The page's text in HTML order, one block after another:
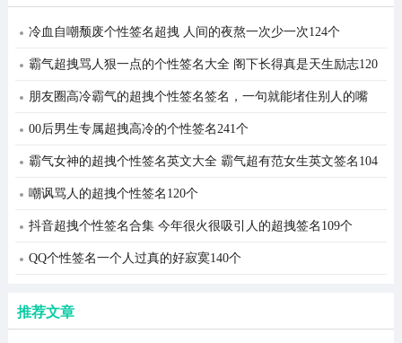
冷血自嘲颓废个性签名超拽 人间的夜熬一次少一次124个
霸气超拽骂人狠一点的个性签名大全 阁下长得真是天生励志120
个
朋友圈高冷霸气的超拽个性签名签名，一句就能堵住别人的嘴
102个
00后男生专属超拽高冷的个性签名241个
霸气女神的超拽个性签名英文大全 霸气超有范女生英文签名104
个
嘲讽骂人的超拽个性签名120个
抖音超拽个性签名合集 今年很火很吸引人的超拽签名109个
QQ个性签名一个人过真的好寂寞140个
推荐文章